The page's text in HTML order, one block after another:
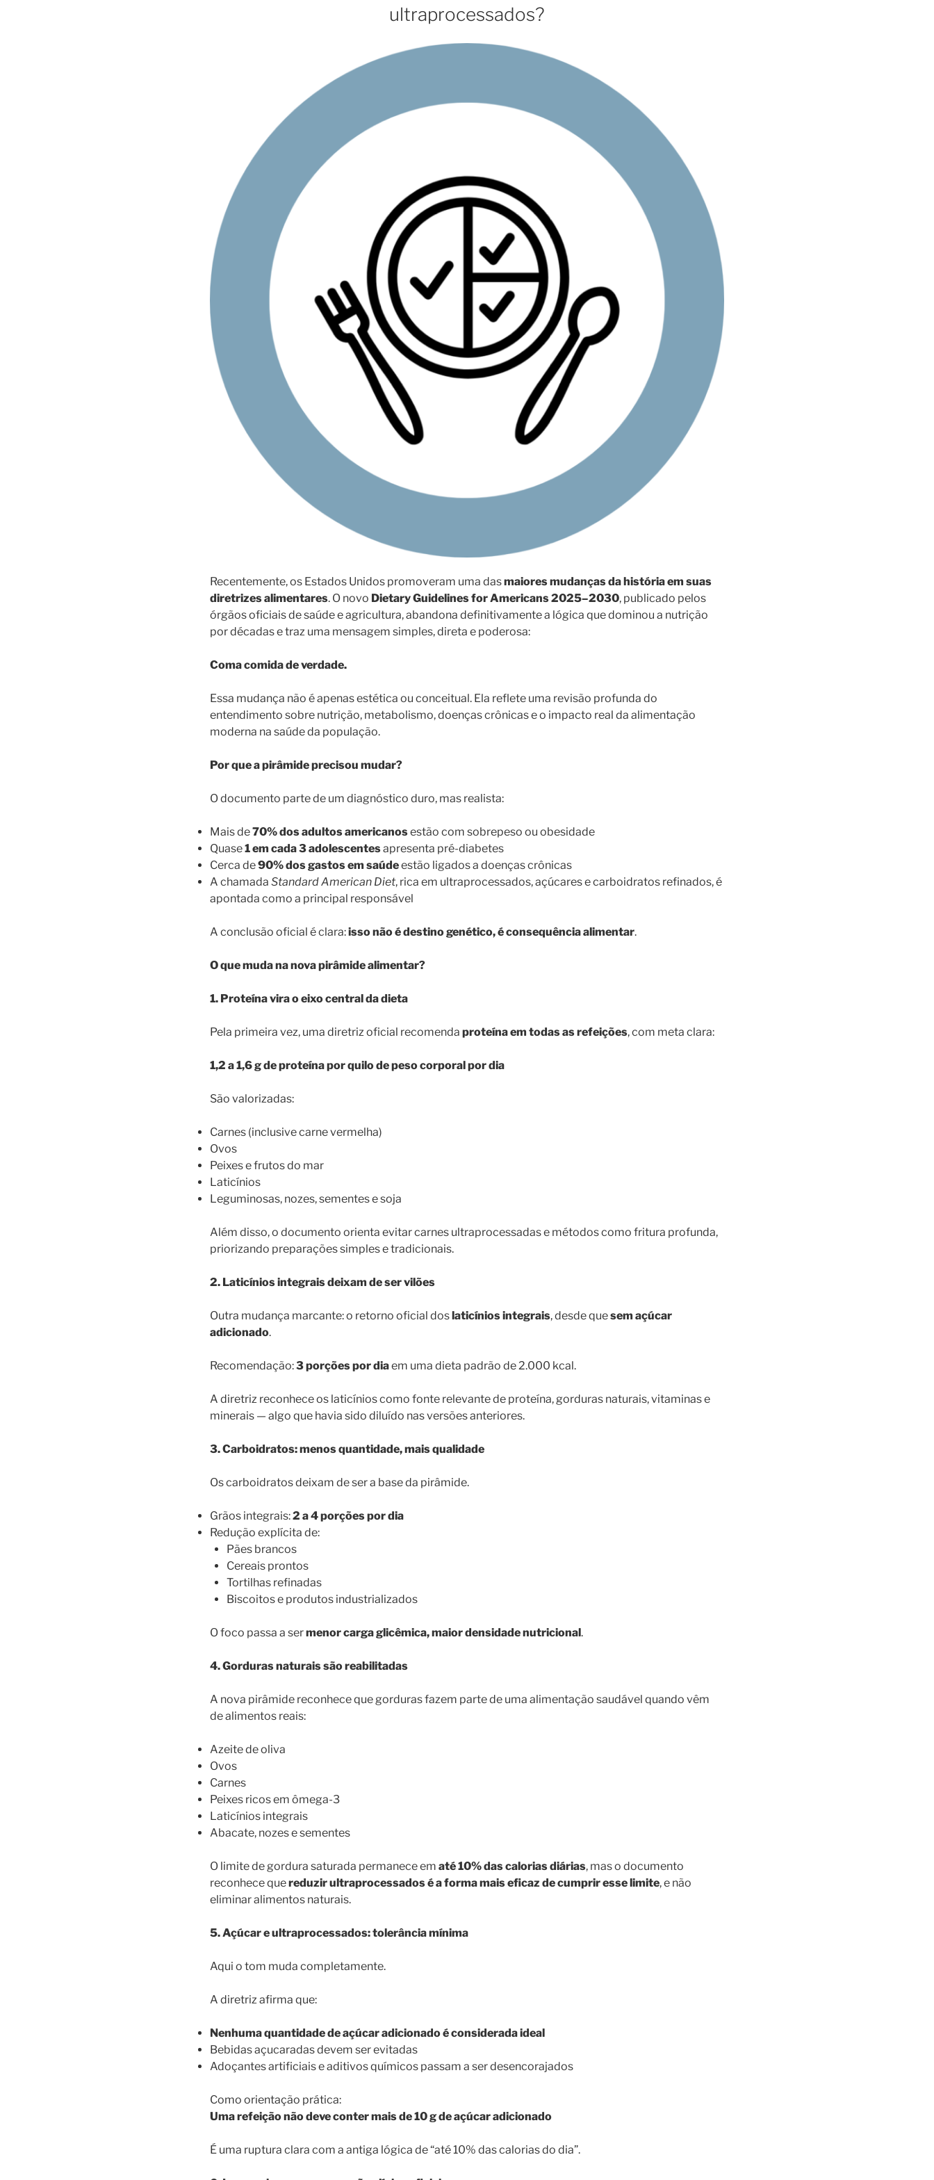
ultraprocessados?
Recentemente, os Estados Unidos promoveram uma dasmaiores mudanças da história em suas
diretrizes alimentares. O novo Dietary Guidelines for Americans 2025–2030, publicado pelos
órgãos oficiais de saúde e agricultura, abandona definitivamente a lógica que dominou a nutrição
por décadas e traz uma mensagem simples, direta e poderosa:
Coma comida de verdade.
Essa mudança não é apenas estética ou conceitual. Ela reflete uma revisão profunda do
entendimento sobre nutrição, metabolismo, doenças crônicas e o impacto real da alimentação
moderna na saúde da população.
Por que a pirâmide precisou mudar?
O documento parte de um diagnóstico duro, mas realista:
Mais de70% dos adultos americanosestão com sobrepeso ou obesidade
Quase1 em cada 3 adolescentesapresenta pré-diabetes
Cerca de90% dos gastos em saúdeestão ligados a doenças crônicas
A chamada Standard American Diet, rica em ultraprocessados, açúcares e carboidratos refinados, é
apontada como a principal responsável
A conclusão oficial é clara:isso não é destino genético, é consequência alimentar.
O que muda na nova pirâmide alimentar?
1. Proteína vira o eixo central da dieta
Pela primeira vez, uma diretriz oficial recomenda proteína em todas as refeições, com meta clara:
1,2 a 1,6 g de proteína por quilo de peso corporal por dia
São valorizadas:
Carnes (inclusive carne vermelha)
Ovos
Peixes e frutos do mar
Laticínios
Leguminosas, nozes, sementes e soja
Além disso, o documento orienta evitar carnes ultraprocessadas e métodos como fritura profunda,
priorizando preparações simples e tradicionais.
2. Laticínios integrais deixam de ser vilões
Outra mudança marcante: o retorno oficial doslaticínios integrais, desde quesem açúcar
adicionado.
Recomendação:3 porções por diaem uma dieta padrão de 2.000 kcal.
A diretriz reconhece os laticínios como fonte relevante de proteína, gorduras naturais, vitaminas e
minerais — algo que havia sido diluído nas versões anteriores.
3. Carboidratos: menos quantidade, mais qualidade
Os carboidratos deixam de ser a base da pirâmide.
Grãos integrais:2 a 4 porções por dia
Redução explícita de:
Pães brancos
Cereais prontos
Tortilhas refinadas
Biscoitos e produtos industrializados
O foco passa a sermenor carga glicêmica, maior densidade nutricional.
4. Gorduras naturais são reabilitadas
A nova pirâmide reconhece que gorduras fazem parte de uma alimentação saudável quando vêm
de alimentos reais:
Azeite de oliva
Ovos
Carnes
Peixes ricos em ômega-3
Laticínios integrais
Abacate, nozes e sementes
O limite de gordura saturada permanece em até 10% das calorias diárias, mas o documento
reconhece quereduzir ultraprocessados é a forma mais eficaz de cumprir esse limite, e não
eliminar alimentos naturais.
5. Açúcar e ultraprocessados: tolerância mínima
Aqui o tom muda completamente.
A diretriz afirma que:
Nenhuma quantidade de açúcar adicionado é considerada ideal
Bebidas açucaradas devem ser evitadas
Adoçantes artificiais e aditivos químicos passam a ser desencorajados
Como orientação prática:
Uma refeição não deve conter mais de 10 g de açúcar adicionado
É uma ruptura clara com a antiga lógica de “até 10% das calorias do dia”.